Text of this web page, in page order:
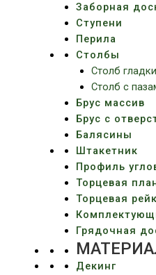
Заборная
Ступени
Перила
Столбы
Столб
Столб с
Брус массив
Брус с
Балясины
Штакетник
Профиль
Торцевая
Торцевая
Грядочная
Декинг